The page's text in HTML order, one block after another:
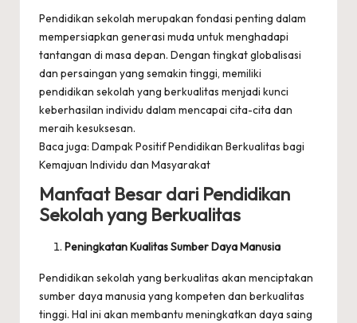
Pendidikan sekolah merupakan fondasi penting dalam
mempersiapkan generasi muda untuk menghadapi
tantangan di masa depan. Dengan tingkat globalisasi
dan persaingan yang semakin tinggi, memiliki
pendidikan sekolah yang berkualitas menjadi kunci
keberhasilan individu dalam mencapai cita-cita dan
meraih kesuksesan.
Baca juga: Dampak Positif Pendidikan Berkualitas bagi
Kemajuan Individu dan Masyarakat
Manfaat Besar dari Pendidikan
Sekolah yang Berkualitas
Peningkatan Kualitas Sumber Daya Manusia
Pendidikan sekolah yang berkualitas akan menciptakan
sumber daya manusia yang kompeten dan berkualitas
tinggi. Hal ini akan membantu meningkatkan daya saing